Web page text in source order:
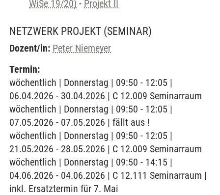
WiSe 19/20) - Projekt II
NETZWERK PROJEKT (SEMINAR)
Dozent/in: Peter Niemeyer
Termin:
wöchentlich | Donnerstag | 09:50 - 12:05 |
06.04.2026 - 30.04.2026 | C 12.009 Seminarraum
wöchentlich | Donnerstag | 09:50 - 12:05 |
07.05.2026 - 07.05.2026 | fällt aus !
wöchentlich | Donnerstag | 09:50 - 12:05 |
21.05.2026 - 28.05.2026 | C 12.009 Seminarraum
wöchentlich | Donnerstag | 09:50 - 14:15 |
04.06.2026 - 04.06.2026 | C 12.111 Seminarraum |
inkl. Ersatztermin für 7. Mai